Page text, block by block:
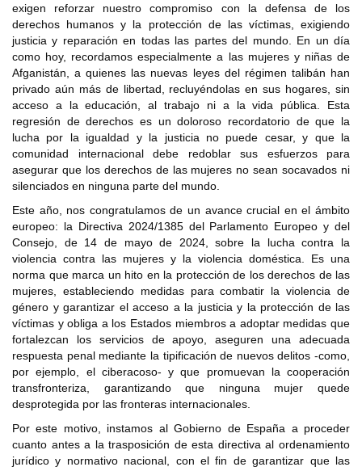
exigen reforzar nuestro compromiso con la defensa de los
derechos humanos y la protección de las víctimas, exigiendo
justicia y reparación en todas las partes del mundo. En un día
como hoy, recordamos especialmente a las mujeres y niñas de
Afganistán, a quienes las nuevas leyes del régimen talibán han
privado aún más de libertad, recluyéndolas en sus hogares, sin
acceso a la educación, al trabajo ni a la vida pública. Esta
regresión de derechos es un doloroso recordatorio de que la
lucha por la igualdad y la justicia no puede cesar, y que la
comunidad internacional debe redoblar sus esfuerzos para
asegurar que los derechos de las mujeres no sean socavados ni
silenciados en ninguna parte del mundo.
Este año, nos congratulamos de un avance crucial en el ámbito
europeo: la Directiva 2024/1385 del Parlamento Europeo y del
Consejo, de 14 de mayo de 2024, sobre la lucha contra la
violencia contra las mujeres y la violencia doméstica. Es una
norma que marca un hito en la protección de los derechos de las
mujeres, estableciendo medidas para combatir la violencia de
género y garantizar el acceso a la justicia y la protección de las
víctimas y obliga a los Estados miembros a adoptar medidas que
fortalezcan los servicios de apoyo, aseguren una adecuada
respuesta penal mediante la tipificación de nuevos delitos -como,
por ejemplo, el ciberacoso- y que promuevan la cooperación
transfronteriza, garantizando que ninguna mujer quede
desprotegida por las fronteras internacionales.
Por este motivo, instamos al Gobierno de España a proceder
cuanto antes a la trasposición de esta directiva al ordenamiento
jurídico y normativo nacional, con el fin de garantizar que las